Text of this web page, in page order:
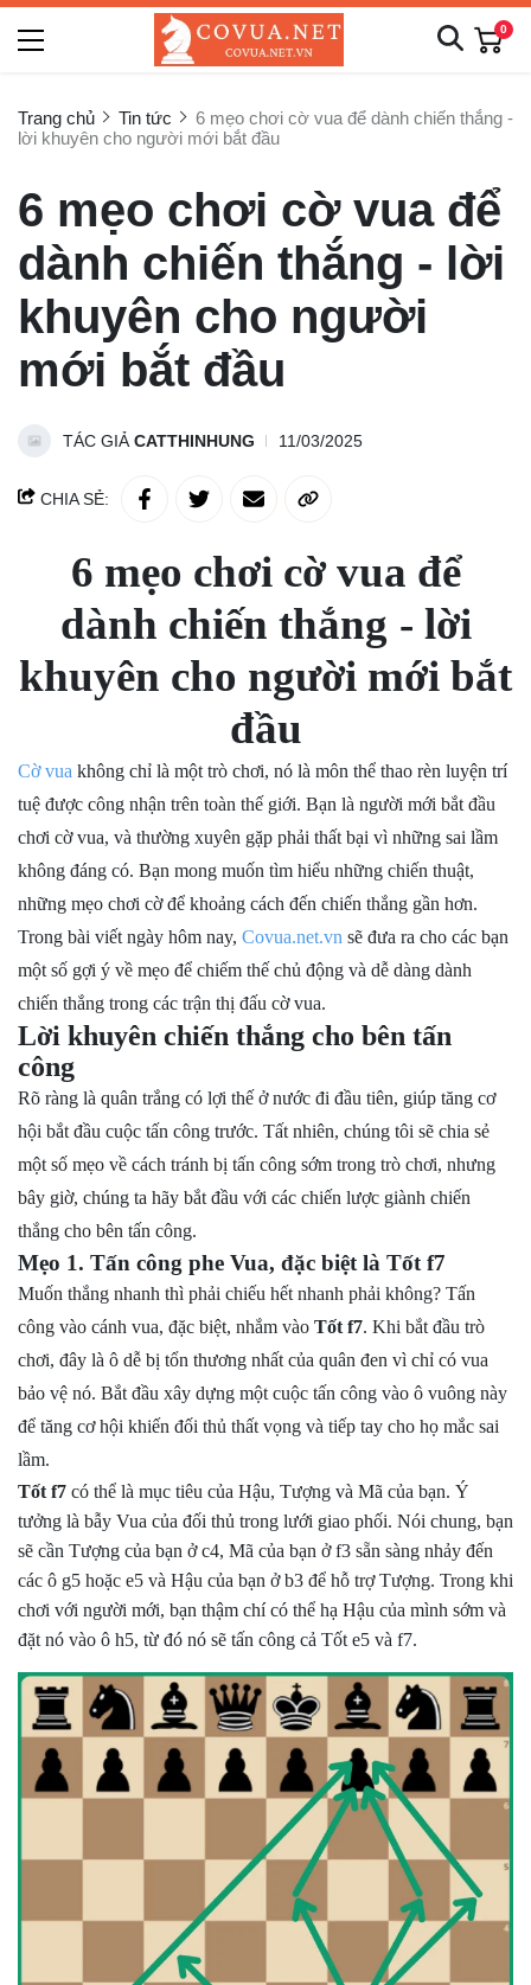
0
Trang chủ Tin tức
6 mẹo chơi cờ vua để dành chiến thắng -
lời khuyên cho người mới bắt đầu
6 mẹo chơi cờ vua để
dành chiến thắng - lời
khuyên cho người
mới bắt đầu
TÁC GIẢCATTHINHUNG 11/03/2025
CHIA SẺ:
6 mẹo chơi cờ vua để
dành chiến thắng - lời
khuyên cho người mới bắt
đầu
Cờ vua không chỉ là một trò chơi, nó là môn thể thao rèn luyện trí
tuệ được công nhận trên toàn thế giới. Bạn là người mới bắt đầu
chơi cờ vua, và thường xuyên gặp phải thất bại vì những sai lầm
không đáng có. Bạn mong muốn tìm hiểu những chiến thuật,
những mẹo chơi cờ để khoảng cách đến chiến thắng gần hơn.
Trong bài viết ngày hôm nay, Covua.net.vn sẽ đưa ra cho các bạn
một số gợi ý về mẹo để chiếm thế chủ động và dễ dàng dành
chiến thắng trong các trận thị đấu cờ vua.
Lời khuyên chiến thắng cho bên tấn
công
Rõ ràng là quân trắng có lợi thế ở nước đi đầu tiên, giúp tăng cơ
hội bắt đầu cuộc tấn công trước. Tất nhiên, chúng tôi sẽ chia sẻ
một số mẹo về cách tránh bị tấn công sớm trong trò chơi, nhưng
bây giờ, chúng ta hãy bắt đầu với các chiến lược giành chiến
thắng cho bên tấn công.
Mẹo 1. Tấn công phe Vua, đặc biệt là Tốt f7
Muốn thắng nhanh thì phải chiếu hết nhanh phải không? Tấn
công vào cánh vua, đặc biệt, nhắm vào Tốt f7. Khi bắt đầu trò
chơi, đây là ô dễ bị tổn thương nhất của quân đen vì chỉ có vua
bảo vệ nó. Bắt đầu xây dựng một cuộc tấn công vào ô vuông này
để tăng cơ hội khiến đối thủ thất vọng và tiếp tay cho họ mắc sai
lầm.
Tốt f7 có thể là mục tiêu của Hậu, Tượng và Mã của bạn. Ý
tưởng là bẫy Vua của đối thủ trong lưới giao phối. Nói chung, bạn
sẽ cần Tượng của bạn ở c4, Mã của bạn ở f3 sẵn sàng nhảy đến
các ô g5 hoặc e5 và Hậu của bạn ở b3 để hỗ trợ Tượng. Trong khi
chơi với người mới, bạn thậm chí có thể hạ Hậu của mình sớm và
đặt nó vào ô h5, từ đó nó sẽ tấn công cả Tốt e5 và f7.